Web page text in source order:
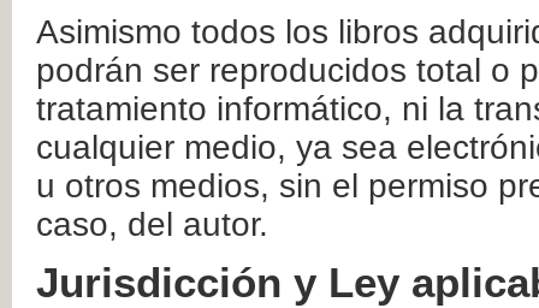
Asimismo todos los libros
podrán ser reproducidos total o
tratamiento informático, ni la
cualquier medio, ya sea
u otros medios, sin el permiso
caso, del autor.
Jurisdicción y Ley